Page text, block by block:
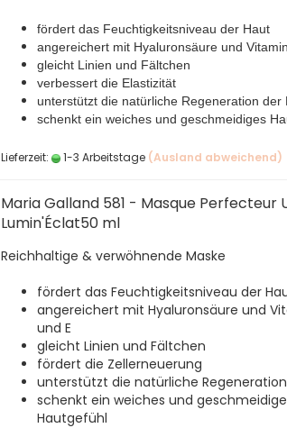
fördert das Feuchtigkeitsniveau der Haut
angereichert mit Hyaluronsäure und
gleicht Linien und Fältchen
verbessert die Elastizität
unterstützt die natürliche Regeneration der
schenkt ein weiches und geschmeidiges
Lieferzeit: 1-3 Arbeitstage (Ausland abweichend)
Maria Galland 581 - Masque Perfecteur
Lumin'Éclat50 ml
Reichhaltige & verwöhnende Maske
fördert das Feuchtigkeitsniveau der
angereichert mit Hyaluronsäure und
und E
gleicht Linien und Fältchen
fördert die Zellerneuerung
unterstützt die natürliche
schenkt ein weiches und
Hautgefühl